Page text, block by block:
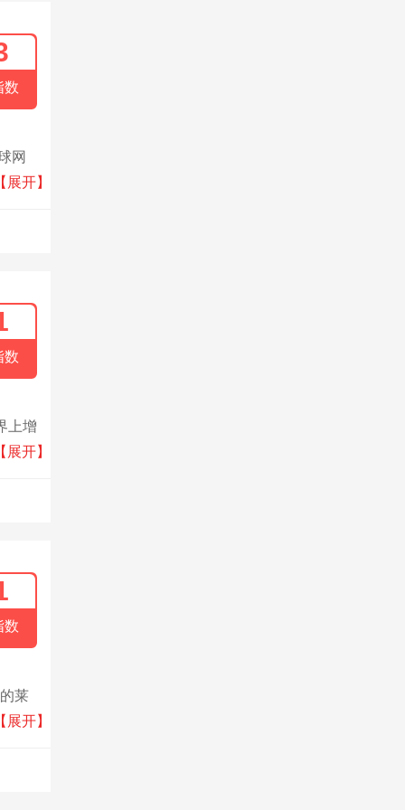
数
网
员
【展开】
数
上增
制造
【展开】
数
莱
姆·
【展开】